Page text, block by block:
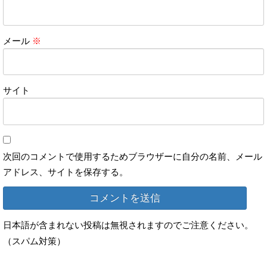
メール ※
サイト
次回のコメントで使用するためブラウザーに自分の名前、メール
アドレス、サイトを保存する。
日本語が含まれない投稿は無視されますのでご注意ください。
（スパム対策）